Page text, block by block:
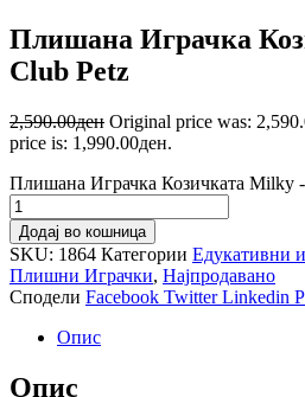
Плишана Играчка
Club Petz
2,590.00ден Original price was:
price is: 1,990.00ден.
Плишана Играчка Козичката Milky
Додај во кошница
SKU: 1864 Категории Едукативни
Плишни Играчки, Најпродавано
Сподели Facebook Twitter Linkedin
Опис
Опис